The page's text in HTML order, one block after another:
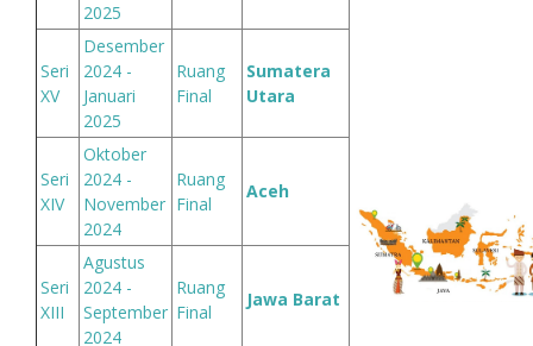
2025
Seri
XV
Desember
2024 -
Januari
2025
Ruang
Final
Sumatera
Utara
Seri
XIV
Oktober
2024 -
November
2024
Ruang
Final
Aceh
Seri
XIII
Agustus
2024 -
September
2024
Ruang
Final
Jawa Barat